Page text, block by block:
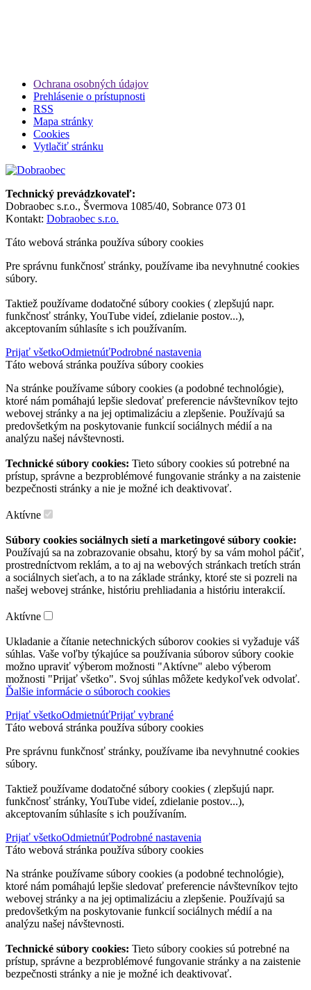
Ochrana osobných údajov
Prehlásenie o prístupnosti
RSS
Mapa stránky
Cookies
Vytlačiť stránku
Technický prevádzkovateľ:
Dobraobec s.r.o., Švermova 1085/40, Sobrance 073 01
Kontakt: Dobraobec s.r.o.
Táto webová stránka používa súbory cookies
Pre správnu funkčnosť stránky, používame iba nevyhnutné cookies
súbory.
Taktiež používame dodatočné súbory cookies ( zlepšujú napr.
funkčnosť stránky, YouTube videí, zdielanie postov...),
akceptovaním súhlasíte s ich používaním.
Prijať všetkoOdmietnúťPodrobné nastavenia
Táto webová stránka používa súbory cookies
Na stránke používame súbory cookies (a podobné technológie),
ktoré nám pomáhajú lepšie sledovať preferencie návštevníkov tejto
webovej stránky a na jej optimalizáciu a zlepšenie. Používajú sa
predovšetkým na poskytovanie funkcií sociálnych médií a na
analýzu našej návštevnosti.
Technické súbory cookies: Tieto súbory cookies sú potrebné na
prístup, správne a bezproblémové fungovanie stránky a na zaistenie
bezpečnosti stránky a nie je možné ich deaktivovať.
Aktívne
Súbory cookies sociálnych sietí a marketingové súbory cookie:
Používajú sa na zobrazovanie obsahu, ktorý by sa vám mohol páčiť,
prostredníctvom reklám, a to aj na webových stránkach tretích strán
a sociálnych sieťach, a to na základe stránky, ktoré ste si pozreli na
našej webovej stránke, históriu prehliadania a históriu interakcií.
Aktívne
Ukladanie a čítanie netechnických súborov cookies si vyžaduje váš
súhlas. Vaše voľby týkajúce sa používania súborov súbory cookie
možno upraviť výberom možnosti "Aktívne" alebo výberom
možnosti "Prijať všetko". Svoj súhlas môžete kedykoľvek odvolať.
Ďalšie informácie o súboroch cookies
Prijať všetkoOdmietnúťPrijať vybrané
Táto webová stránka používa súbory cookies
Pre správnu funkčnosť stránky, používame iba nevyhnutné cookies
súbory.
Taktiež používame dodatočné súbory cookies ( zlepšujú napr.
funkčnosť stránky, YouTube videí, zdielanie postov...),
akceptovaním súhlasíte s ich používaním.
Prijať všetkoOdmietnúťPodrobné nastavenia
Táto webová stránka používa súbory cookies
Na stránke používame súbory cookies (a podobné technológie),
ktoré nám pomáhajú lepšie sledovať preferencie návštevníkov tejto
webovej stránky a na jej optimalizáciu a zlepšenie. Používajú sa
predovšetkým na poskytovanie funkcií sociálnych médií a na
analýzu našej návštevnosti.
Technické súbory cookies: Tieto súbory cookies sú potrebné na
prístup, správne a bezproblémové fungovanie stránky a na zaistenie
bezpečnosti stránky a nie je možné ich deaktivovať.